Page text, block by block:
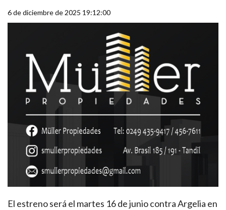
6 de diciembre de 2025 19:12:00
El estreno será el martes 16 de junio contra Argelia en